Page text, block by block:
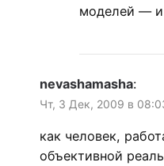
моделей — и
nevashamasha:
Чт, 3 Дек, 2009 в
как человек,
объективной